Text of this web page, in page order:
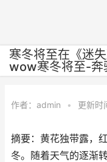
寒冬将至在《迷
wow寒冬将至-奔
作者： admin • 更新
摘要：黄花独带露，
冬。随着天气的逐渐